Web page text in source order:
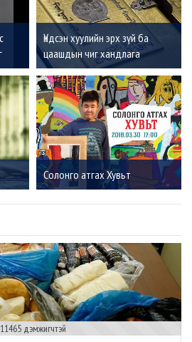
Үндсэн хуулийн эрх зүй ба
цаашдын чиг хандлага
Солонго атгах Хувьт
11465 дэмжигчтэй